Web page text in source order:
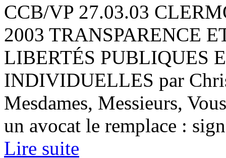
CCB/VP 27.03.03
2003 TRANSPARENCE
LIBERTÉS PUBLIQUES
INDIVIDUELLES par
Mesdames, Messieurs,
un avocat le remplace :
Lire suite